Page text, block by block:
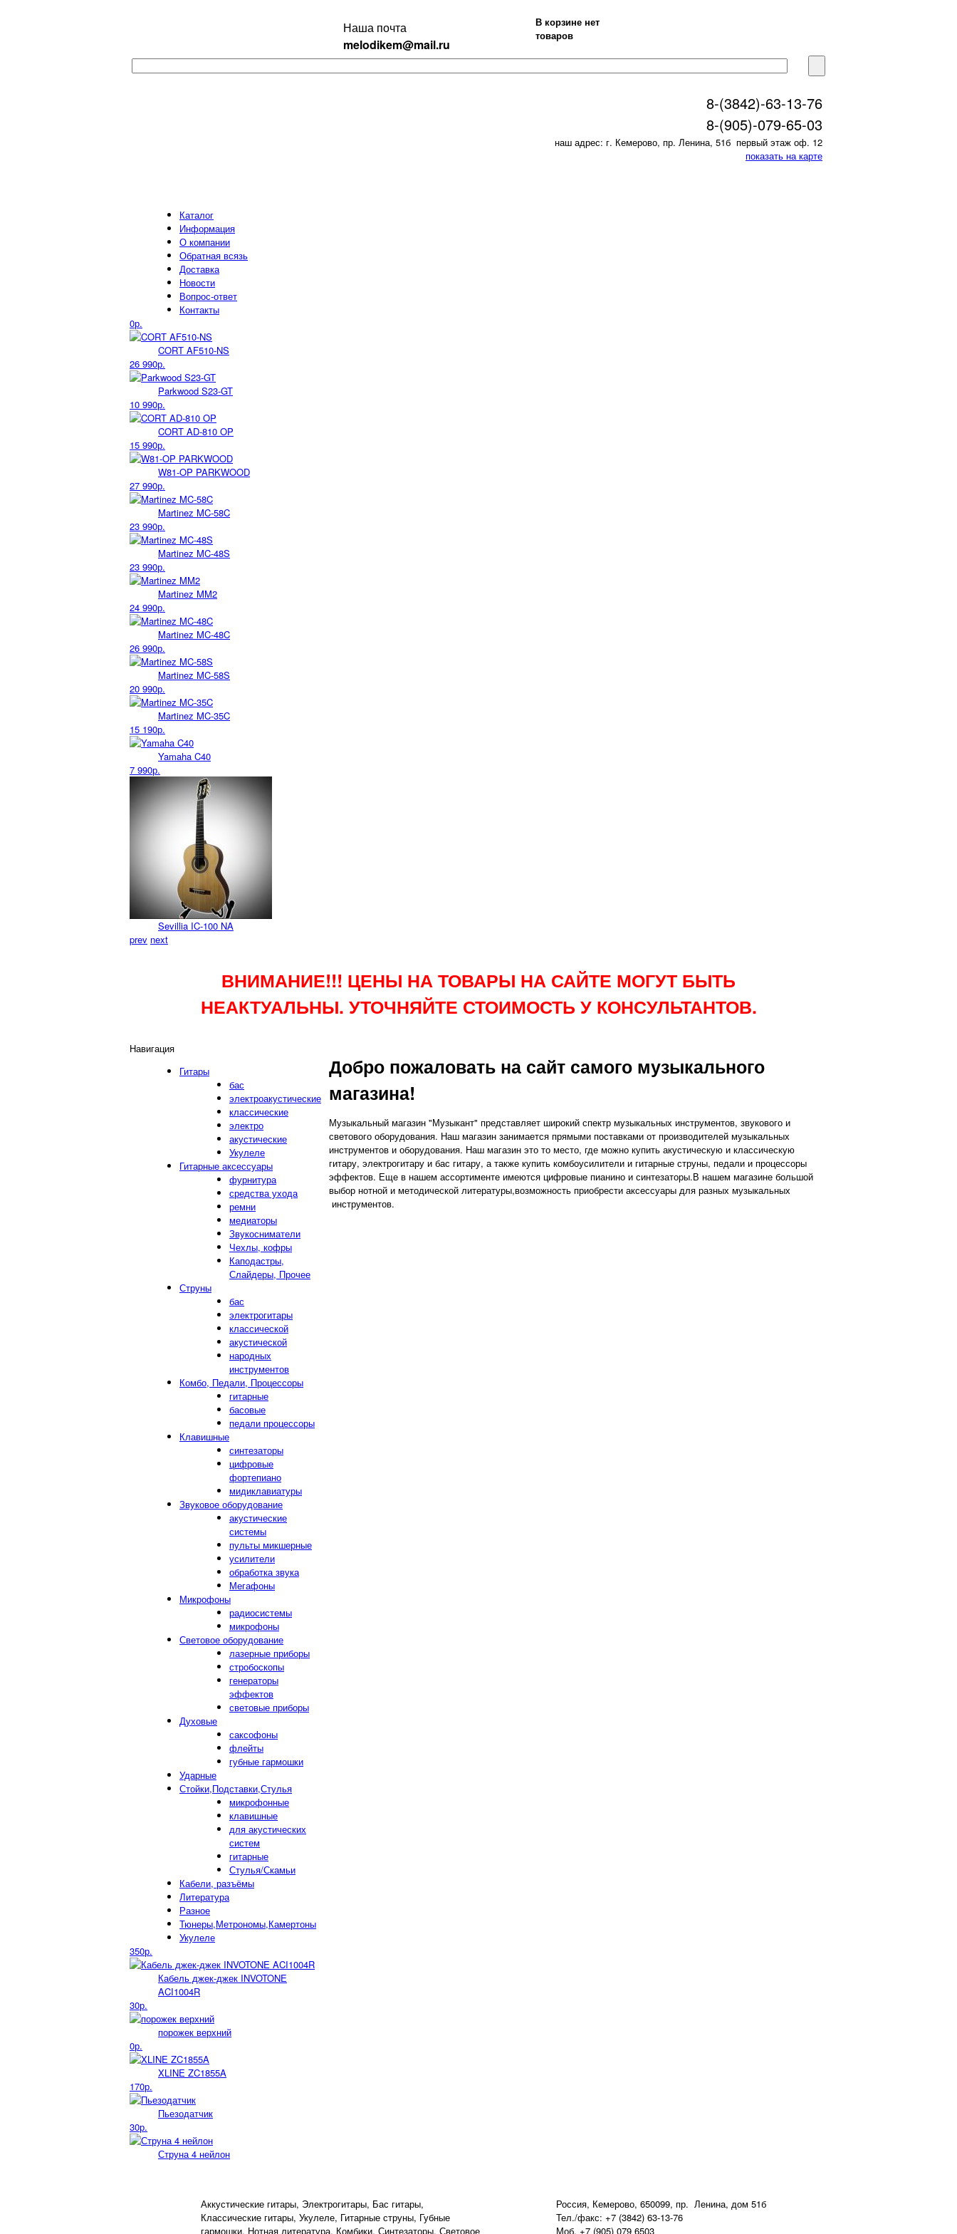
Наша почта
melodikem@mail.ru
В корзине нет
товаров
8-(3842)-63-13-76
8-(905)-079-65-03
наш адрес: г. Кемерово, пр. Ленина, 51б первый этаж оф. 12
показать на карте
Каталог
Информация
О компании
Обратная всязь
Доставка
Новости
Вопрос-ответ
Контакты
0р.
CORT AF510-NS
26 990р.
Parkwood S23-GT
10 990р.
CORT AD-810 OP
15 990р.
W81-OP PARKWOOD
27 990р.
Martinez MC-58C
23 990р.
Martinez MC-48S
23 990р.
Martinez MM2
24 990р.
Martinez MC-48C
26 990р.
Martinez MC-58S
20 990р.
Martinez MC-35C
15 190р.
Yamaha C40
7 990р.
Sevillia IC-100 NA
prev next
ВНИМАНИЕ!!! ЦЕНЫ НА ТОВАРЫ НА САЙТЕ МОГУТ БЫТЬ
НЕАКТУАЛЬНЫ. УТОЧНЯЙТЕ СТОИМОСТЬ У КОНСУЛЬТАНТОВ.
Навигация
Гитары
бас
электроакустические
классические
электро
акустические
Укулеле
Гитарные аксессуары
фурнитура
средства ухода
ремни
медиаторы
Звукосниматели
Чехлы, кофры
Каподастры,
Слайдеры, Прочее
Струны
бас
электрогитары
классической
акустической
народных
инструментов
Комбо, Педали, Процессоры
гитарные
басовые
педали процессоры
Клавишные
синтезаторы
цифровые
фортепиано
мидиклавиатуры
Звуковое оборудование
акустические
системы
пульты микшерные
усилители
обработка звука
Мегафоны
Микрофоны
радиосистемы
микрофоны
Световое оборудование
лазерные приборы
стробоскопы
генераторы
эффектов
световые приборы
Духовые
саксофоны
флейты
губные гармошки
Ударные
Стойки,Подставки,Стулья
микрофонные
клавишные
для акустических
систем
гитарные
Стулья/Скамьи
Кабели, разъёмы
Литература
Разное
Тюнеры,Метрономы,Камертоны
Укулеле
350р.
Кабель джек-джек INVOTONE
ACI1004R
30р.
порожек верхний
0р.
XLINE ZC1855A
170р.
Пьезодатчик
30р.
Струна 4 нейлон
Добро пожаловать на сайт самого музыкального
магазина!
Музыкальный магазин "Музыкант" представляет широкий спектр музыкальных инструментов, звукового и
светового оборудования. Наш магазин занимается прямыми поставками от производителей музыкальных
инструментов и оборудования. Наш магазин это то место, где можно купить акустическую и классическую
гитару, электрогитару и бас гитару, а также купить комбоусилители и гитарные струны, педали и процессоры
эффектов. Еще в нашем ассортименте имеются цифровые пианино и синтезаторы.В нашем магазине большой
выбор нотной и методической литературы,возможность приобрести аксессуары для разных музыкальных
инструментов.
Аккустические гитары, Электрогитары, Бас гитары,
Классические гитары, Укулеле, Гитарные струны, Губные
гармошки, Нотная литература, Комбики, Синтезаторы, Световое
Россия, Кемерово, 650099, пр. Ленина, дом 51б
Тел./факс: +7 (3842) 63-13-76
Моб. +7 (905) 079 6503